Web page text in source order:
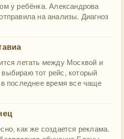
у ребёнка. Александрова
на анализы. Диагноз
летать между Москвой и
тот рейс, который
последнее время все чаще
как же создается реклама.